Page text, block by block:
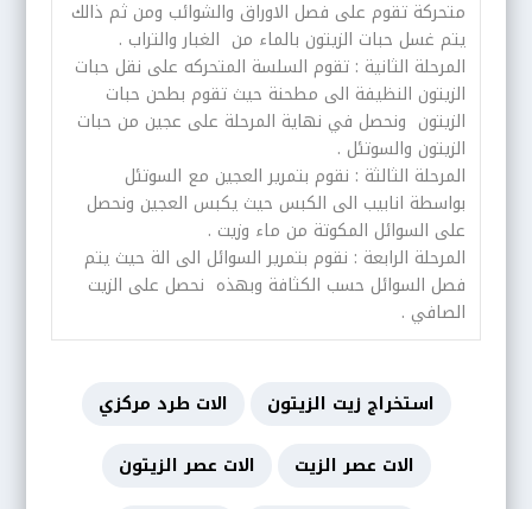
متحركة تقوم على فصل الاوراق والشوائب ومن ثم ذالك
يتم غسل حبات الزيتون بالماء من الغبار والتراب .
المرحلة الثانية : تقوم السلسة المتحركه على نقل حبات
الزيتون النظيفة الى مطحنة حيث تقوم بطحن حبات
الزيتون ونحصل في نهاية المرحلة على عجين من حبات
الزيتون والسوتئل .
المرحلة الثالثة : نقوم بتمرير العجين مع السوتئل
بواسطة انابيب الى الكبس حيث يكبس العجين ونحصل
على السوائل المكوتة من ماء وزيت .
المرحلة الرابعة : نقوم بتمرير السوائل الى الة حيث يتم
فصل السوائل حسب الكثافة وبهذه نحصل على الزيت
الصافي .
استخراج زيت الزيتون
الات طرد مركزي
الات عصر الزيت
الات عصر الزيتون